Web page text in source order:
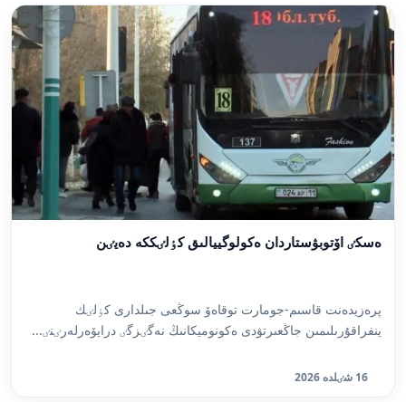
ەسكٸ اۆتوبۋستاردان ەكولوگييالىق كٶلٸككە دەيٸن
پرەزيدەنت قاسىم-جومارت توقاەۆ سوڭعى جىلدارى كٶلٸك
ينفراقۇرىلىمىن جاڭعىرتۋدى ەكونوميكانىڭ نەگٸزگٸ درايۆەرلەرٸنٸ...
16 شٸلدە 2026